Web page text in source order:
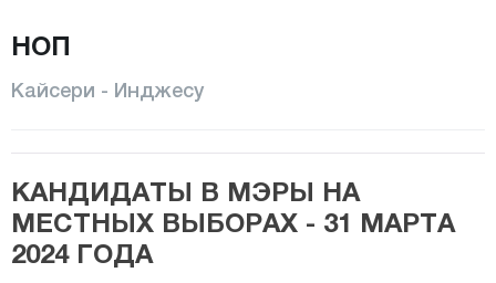
КОДЖАСИНАН
МЕЛИКГАЗИ
ПЫНАРБАШИ
САРЫОГЛАН
САРЫЗ
ТАЛАС
НОП
Кайсери - Инджесу
КАНДИДАТЫ В МЭРЫ НА
МЕСТНЫХ ВЫБОРАХ - 31 МАРТА
2024 ГОДА